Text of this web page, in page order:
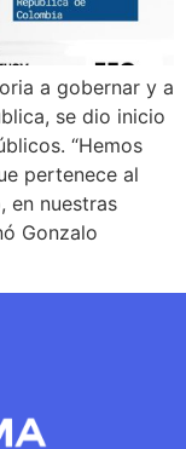
a gobernar y a
se dio inicio
“Hemos
pertenece al
en nuestras
Gonzalo